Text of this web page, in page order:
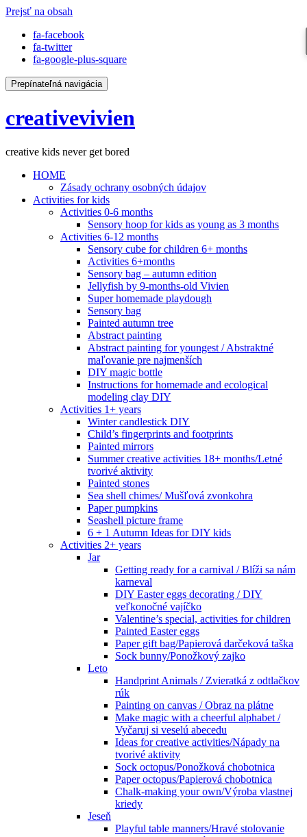
Prejsť na obsah
fa-facebook
fa-twitter
fa-google-plus-square
Prepínateľná navigácia
creativevivien
creative kids never get bored
HOME
Zásady ochrany osobných údajov
Activities for kids
Activities 0-6 months
Sensory hoop for kids as young as 3 months
Activities 6-12 months
Sensory cube for children 6+ months
Activities 6+months
Sensory bag – autumn edition
Jellyfish by 9-months-old Vivien
Super homemade playdough
Sensory bag
Painted autumn tree
Abstract painting
Abstract painting for youngest / Abstraktné
maľovanie pre najmenších
DIY magic bottle
Instructions for homemade and ecological
modeling clay DIY
Activities 1+ years
Winter candlestick DIY
Child’s fingerprints and footprints
Painted mirrors
Summer creative activities 18+ months/Letné
tvorivé aktivity
Painted stones
Sea shell chimes/ Mušľová zvonkohra
Paper pumpkins
Seashell picture frame
6 + 1 Autumn Ideas for DIY kids
Activities 2+ years
Jar
Getting ready for a carnival / Blíži sa nám
karneval
DIY Easter eggs decorating / DIY
veľkonočné vajíčko
Valentine’s special, activities for children
Painted Easter eggs
Paper gift bag/Papierová darčeková taška
Sock bunny/Ponožkový zajko
Leto
Handprint Animals / Zvieratká z odtlačkov
rúk
Painting on canvas / Obraz na plátne
Make magic with a cheerful alphabet /
Vyčaruj si veselú abecedu
Ideas for creative activities/Nápady na
tvorivé aktivity
Sock octopus/Ponožková chobotnica
Paper octopus/Papierová chobotnica
Chalk-making your own/Výroba vlastnej
kriedy
Jeseň
Playful table manners/Hravé stolovanie